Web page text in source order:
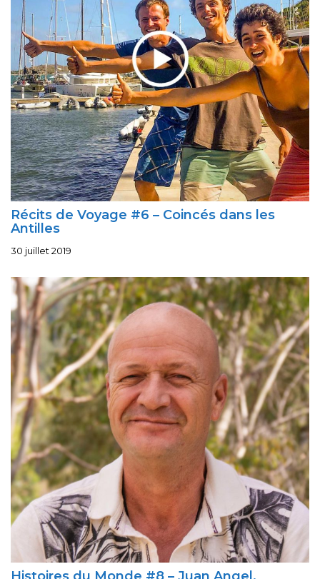
Récits de Voyage #6 – Coincés dans les
Antilles
30 juillet 2019
Histoires du Monde #8 – Juan Angel,